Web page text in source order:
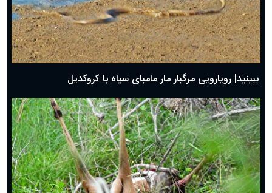
ببینید| رویارویی مرگبار مار مامبای سیاه با کروکدیل